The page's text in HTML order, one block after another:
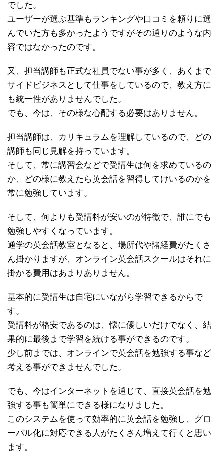
でした。
ユーザーが選ぶ基準もランキングや口コミを頼りに選
んでいた方も多かったようですがその通りのような内
容ではなかったのです。
又、担当講師も正式な社員でない事が多く、あくまで
サイドビジネスとして仕事をしているので、教え方に
も統一性がありませんでした。
でも、今は、その様な心配する必要はありません。
担当講師は、カリキュラムを理解しているので、どの
講師も同じ見解を持っています。
そして、常に講習会などで受講生は何を求めているの
か、どの様に教えたら英会話を習得してけいるのかを
常に勉強しています。
そして、何よりも受講料が安いのが特徴で、誰にでも
勉強しやすくなっています。
通学の英会話教室となると、場所代や諸経費がたくさ
ん掛かりますが、オンライン英会話スクールはそれに
掛かる費用はあまりありません。
基本的に受講生は自宅にいながら学習できるからで
す。
受講料が格安であるのは、懐に優しいだけでなく、結
果的に最後まで学習を続ける事ができるのです。
少し前までは、オンラインで英会話を勉強する事など
考える事ができませんでした。
でも、今はインターネットを通じて、直接英会話を勉
強する事も簡単にできる様になりました。
このシステムを使って効率的に英会話を勉強し、グロ
ーバル化に対応できる人がたくさん増えて行くと思い
ます。